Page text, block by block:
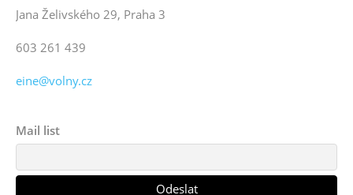
Jana Želivského 29, Praha 3
603 261 439
eine@volny.cz
Mail list